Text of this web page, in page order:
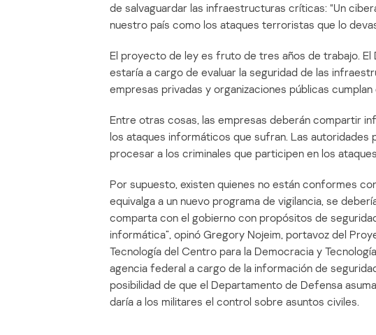
de salvaguardar las infraestructuras críticas: “Un
nuestro país como los ataques terroristas que lo
El proyecto de ley es fruto de tres años de trabajo. El
estaría a cargo de evaluar la seguridad de las
empresas privadas y organizaciones públicas
Entre otras cosas, las empresas deberán compartir
los ataques informáticos que sufran. Las autoridades
procesar a los criminales que participen en los
Por supuesto, existen quienes no están conformes
equivalga a un nuevo programa de vigilancia, se
comparta con el gobierno con propósitos de
informática”, opinó Gregory Nojeim, portavoz del
Tecnología del Centro para la Democracia y
agencia federal a cargo de la información de
posibilidad de que el Departamento de Defensa
daría a los militares el control sobre asuntos civiles.